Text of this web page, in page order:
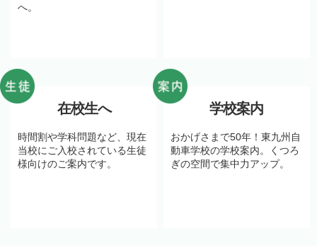
へ。
在校生へ
時間割や学科問題など、現在
当校にご入校されている生徒
様向けのご案内です。
学校案内
おかげさまで50年！東九州自
動車学校の学校案内。くつろ
ぎの空間で集中力アップ。